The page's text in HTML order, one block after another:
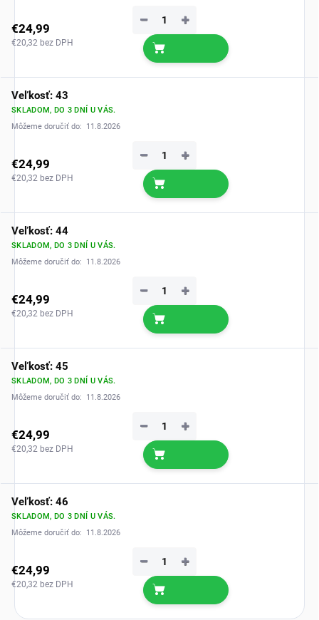
€24,99
€20,32 bez DPH
+
−
Veľkosť: 43
SKLADOM, DO 3 DNÍ U VÁS.
Môžeme doručiť do:
11.8.2026
€24,99
€20,32 bez DPH
+
−
Veľkosť: 44
SKLADOM, DO 3 DNÍ U VÁS.
Môžeme doručiť do:
11.8.2026
€24,99
€20,32 bez DPH
+
−
Veľkosť: 45
SKLADOM, DO 3 DNÍ U VÁS.
Môžeme doručiť do:
11.8.2026
€24,99
€20,32 bez DPH
+
−
Veľkosť: 46
SKLADOM, DO 3 DNÍ U VÁS.
Môžeme doručiť do:
11.8.2026
€24,99
€20,32 bez DPH
+
−